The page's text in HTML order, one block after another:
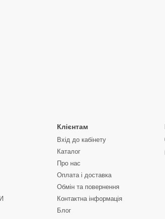
Клієнтам
Вхід до кабінету
Каталог
Про нас
Оплата і доставка
Обмін та повернення
Контактна інформація
Блог